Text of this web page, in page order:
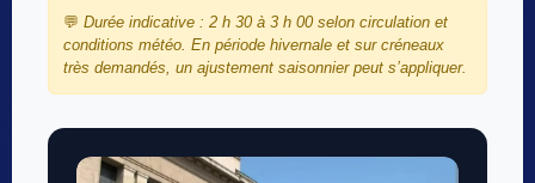
💬 Durée indicative : 2 h 30 à 3 h 00 selon circulation et
conditions météo. En période hivernale et sur créneaux
très demandés, un ajustement saisonnier peut s’appliquer.